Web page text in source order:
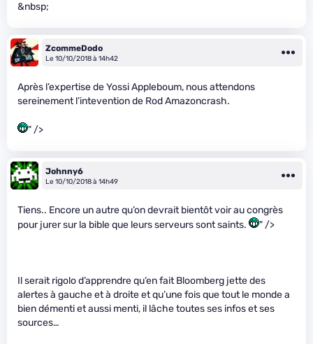
&nbsp;
ZcommeDodo
Le 10/10/2018 à 14h42
Après l’expertise de Yossi Appleboum, nous attendons
sereinement l’intevention de Rod Amazoncrash.
" />
Johnny6
Le 10/10/2018 à 14h49
Tiens.. Encore un autre qu’on devrait bientôt voir au congrès
pour jurer sur la bible que leurs serveurs sont saints.
" />
Il serait rigolo d’apprendre qu’en fait Bloomberg jette des
alertes à gauche et à droite et qu’une fois que tout le monde a
bien démenti et aussi menti, il lâche toutes ses infos et ses
sources…